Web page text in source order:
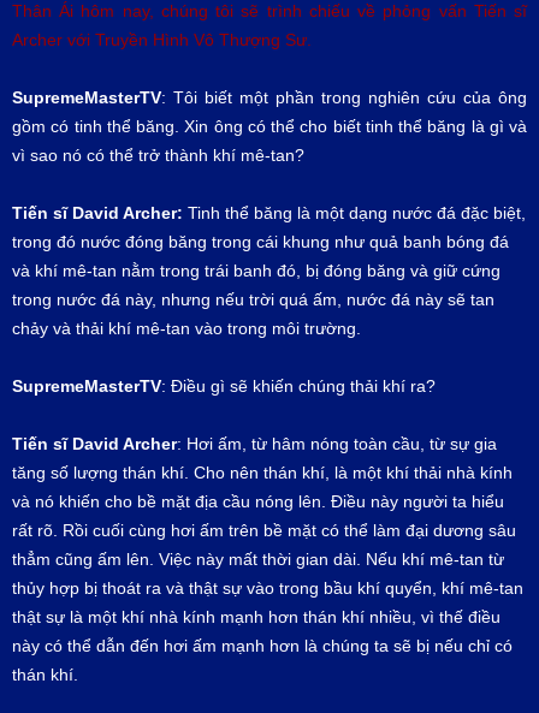
Thân Ái hôm nay, chúng tôi sẽ trình chiếu về phỏng vấn Tiến sĩ
Archer với Truyền Hình Vô Thượng Sư.
SupremeMasterTV: Tôi biết một phần trong nghiên cứu của ông
gồm có tinh thể băng. Xin ông có thể cho biết tinh thể băng là gì và
vì sao nó có thể trở thành khí mê-tan?
Tiến sĩ David Archer: Tinh thể băng là một dạng nước đá đặc biệt,
trong đó nước đóng băng trong cái khung như quả banh bóng đá
và khí mê-tan nằm trong trái banh đó, bị đóng băng và giữ cứng
trong nước đá này, nhưng nếu trời quá ấm, nước đá này sẽ tan
chảy và thải khí mê-tan vào trong môi trường.
SupremeMasterTV: Điều gì sẽ khiến chúng thải khí ra?
Tiến sĩ David Archer: Hơi ấm, từ hâm nóng toàn cầu, từ sự gia
tăng số lượng thán khí. Cho nên thán khí, là một khí thải nhà kính
và nó khiến cho bề mặt địa cầu nóng lên. Điều này người ta hiểu
rất rõ. Rồi cuối cùng hơi ấm trên bề mặt có thể làm đại dương sâu
thẳm cũng ấm lên. Việc này mất thời gian dài. Nếu khí mê-tan từ
thủy hợp bị thoát ra và thật sự vào trong bầu khí quyển, khí mê-tan
thật sự là một khí nhà kính mạnh hơn thán khí nhiều, vì thế điều
này có thể dẫn đến hơi ấm mạnh hơn là chúng ta sẽ bị nếu chỉ có
thán khí.